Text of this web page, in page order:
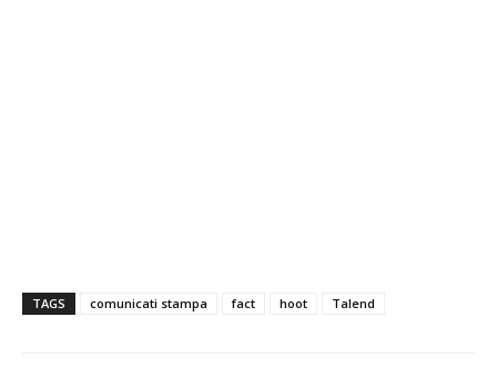
TAGS comunicati stampa fact hoot Talend